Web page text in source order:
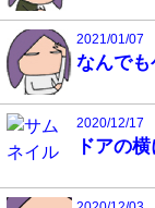
2021/01/07
なんで
2020/12/17
ドアの